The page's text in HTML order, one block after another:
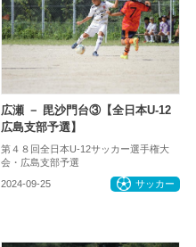
広瀬 － 毘沙門台③【全日本U-12
広島支部予選】
第４８回全日本U-12サッカー選手権大
会・広島支部予選
2024-09-25 サッカー